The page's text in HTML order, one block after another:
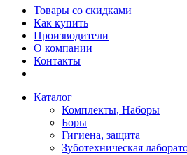
Товары со скидками
Как купить
Производители
О компании
Контакты
Каталог
Комплекты, Наборы
Боры
Гигиена, защита
Зуботехническая